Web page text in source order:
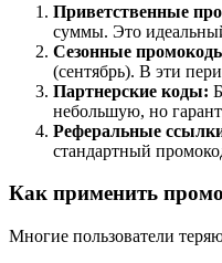
Приветственные
суммы. Это
Сезонные
(сентябрь). В эти
Партнерские коды:
небольшую, но
Реферальные
стандартный
Как применить
Многие пользователи